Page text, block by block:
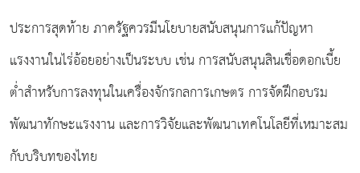
ประการสุดท้าย ภาครัฐควรมีนโยบายสนับสนุนการแก้ปัญหา
แรงงานในไร่อ้อยอย่างเป็นระบบ เช่น การสนับสนุนสินเชื่อดอกเบี้ย
ต่ำสำหรับการลงทุนในเครื่องจักรกลการเกษตร การจัดฝึกอบรม
พัฒนาทักษะแรงงาน และการวิจัยและพัฒนาเทคโนโลยีที่เหมาะสม
กับบริบทของไทย